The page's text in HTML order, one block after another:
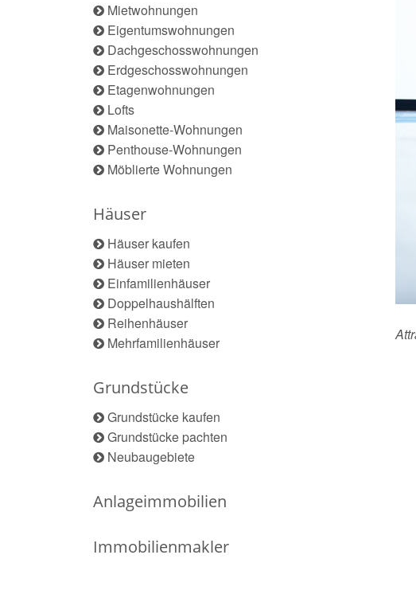
Mietwohnungen
Eigentumswohnungen
Dachgeschosswohnungen
Erdgeschosswohnungen
Etagenwohnungen
Lofts
Maisonette-Wohnungen
Penthouse-Wohnungen
Möblierte Wohnungen
Häuser
Häuser kaufen
Häuser mieten
Einfamilienhäuser
Doppelhaushälften
Reihenhäuser
Mehrfamilienhäuser
Grundstücke
Grundstücke kaufen
Grundstücke pachten
Neubaugebiete
Anlageimmobilien
Immobilienmakler